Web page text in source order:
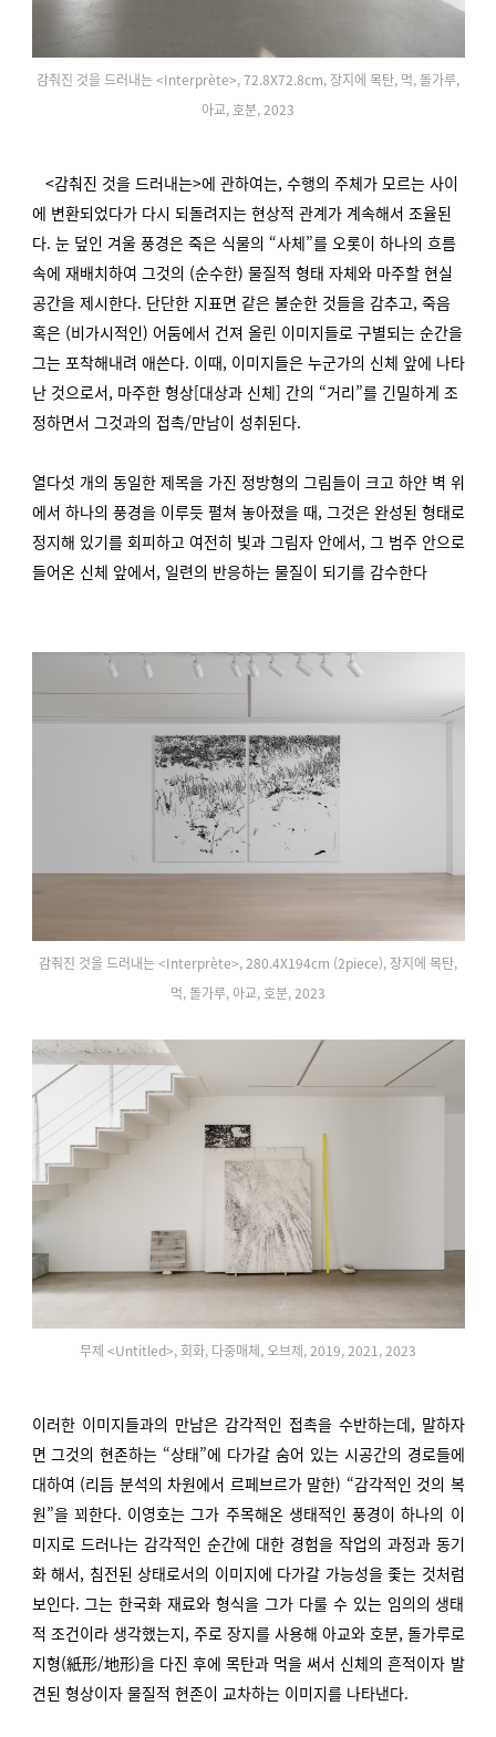
감춰진 것을 드러내는 <Interprète>, 72.8X72.8cm, 장지에 목탄, 먹, 돌가루,
아교, 호분, 2023
<감춰진 것을 드러내는>에 관하여는, 수행의 주체가 모르는 사이
에 변환되었다가 다시 되돌려지는 현상적 관계가 계속해서 조율된
다. 눈 덮인 겨울 풍경은 죽은 식물의 “사체”를 오롯이 하나의 흐름
속에 재배치하여 그것의 (순수한) 물질적 형태 자체와 마주할 현실
공간을 제시한다. 단단한 지표면 같은 불순한 것들을 감추고, 죽음
혹은 (비가시적인) 어둠에서 건져 올린 이미지들로 구별되는 순간을
그는 포착해내려 애쓴다. 이때, 이미지들은 누군가의 신체 앞에 나타
난 것으로서, 마주한 형상[대상과 신체] 간의 “거리”를 긴밀하게 조
정하면서 그것과의 접촉/만남이 성취된다.
열다섯 개의 동일한 제목을 가진 정방형의 그림들이 크고 하얀 벽 위
에서 하나의 풍경을 이루듯 펼쳐 놓아졌을 때, 그것은 완성된 형태로
정지해 있기를 회피하고 여전히 빛과 그림자 안에서, 그 범주 안으로
들어온 신체 앞에서, 일련의 반응하는 물질이 되기를 감수한다
감춰진 것을 드러내는 <Interprète>, 280.4X194cm (2piece), 장지에 목탄,
먹, 돌가루, 아교, 호분, 2023
무제 <Untitled>, 회화, 다중매체, 오브제, 2019, 2021, 2023
이러한 이미지들과의 만남은 감각적인 접촉을 수반하는데, 말하자
면 그것의 현존하는 “상태”에 다가갈 숨어 있는 시공간의 경로들에
대하여 (리듬 분석의 차원에서 르페브르가 말한) “감각적인 것의 복
원”을 꾀한다. 이영호는 그가 주목해온 생태적인 풍경이 하나의 이
미지로 드러나는 감각적인 순간에 대한 경험을 작업의 과정과 동기
화 해서, 침전된 상태로서의 이미지에 다가갈 가능성을 좇는 것처럼
보인다. 그는 한국화 재료와 형식을 그가 다룰 수 있는 임의의 생태
적 조건이라 생각했는지, 주로 장지를 사용해 아교와 호분, 돌가루로
지형(紙形/地形)을 다진 후에 목탄과 먹을 써서 신체의 흔적이자 발
견된 형상이자 물질적 현존이 교차하는 이미지를 나타낸다.